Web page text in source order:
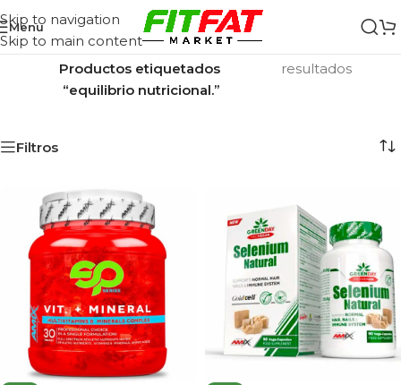
Skip to navigation
Skip to main content
Menu
Inicio/
Productos etiquetados
“equilibrio nutricional.”
resultados
Filtros